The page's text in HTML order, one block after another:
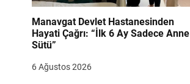
Manavgat Devlet Hastanesinden
Hayati Çağrı: “İlk 6 Ay Sadece Anne
Sütü”
6 Ağustos 2026